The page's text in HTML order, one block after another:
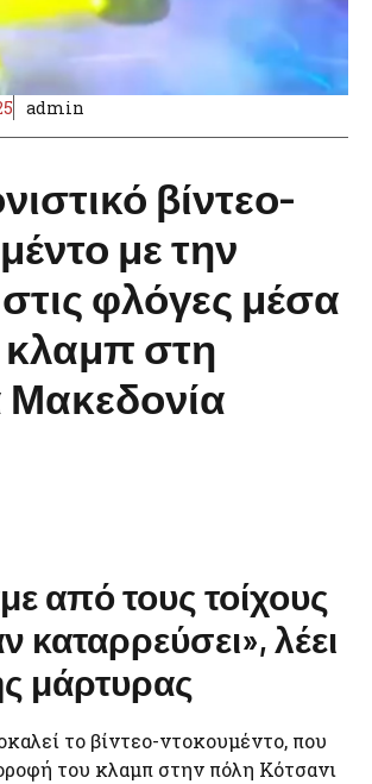
admin
βίντεο-
με την
φλόγες μέσα
στη
Μακεδονία
από τους τοίχους
καταρρεύσει», λέει
μάρτυρας
το βίντεο-ντοκουμέντο, που
του κλαμπ στην πόλη Κότσανι